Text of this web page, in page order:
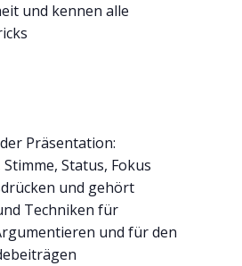
und kennen alle
Präsentation:
Status, Fokus
und gehört
Techniken für
und für den